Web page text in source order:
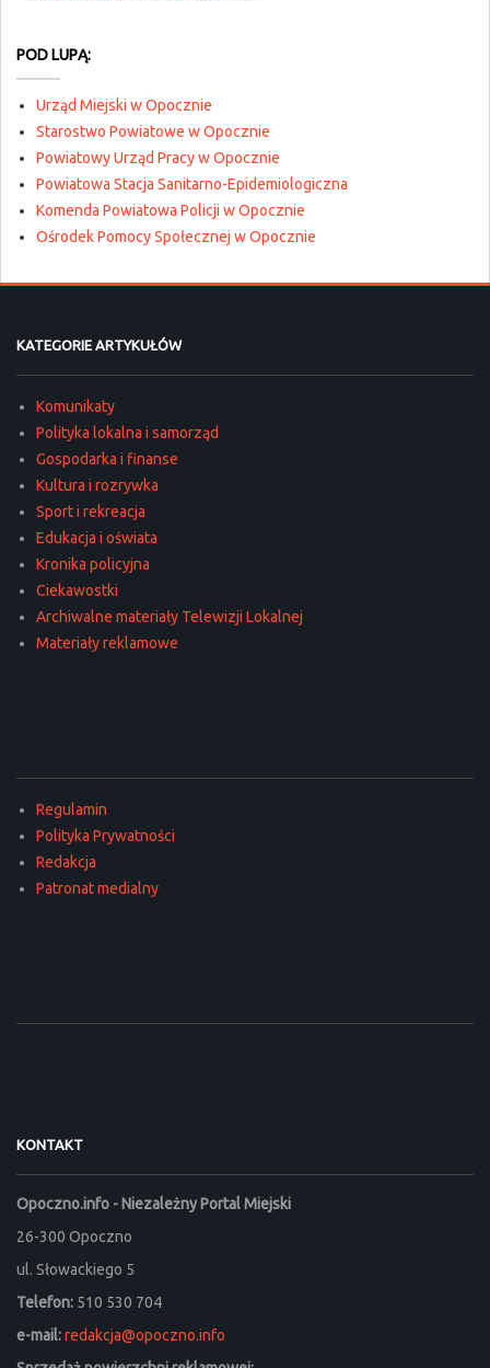
POD LUPĄ:
Urząd Miejski w Opocznie
Starostwo Powiatowe w Opocznie
Powiatowy Urząd Pracy w Opocznie
Powiatowa Stacja Sanitarno-Epidemiologiczna
Komenda Powiatowa Policji w Opocznie
Ośrodek Pomocy Społecznej w Opocznie
KATEGORIE ARTYKUŁÓW
Komunikaty
Polityka lokalna i samorząd
Gospodarka i finanse
Kultura i rozrywka
Sport i rekreacja
Edukacja i oświata
Kronika policyjna
Ciekawostki
Archiwalne materiały Telewizji Lokalnej
Materiały reklamowe
Regulamin
Polityka Prywatności
Redakcja
Patronat medialny
KONTAKT
Opoczno.info - Niezależny Portal Miejski
26-300 Opoczno
ul. Słowackiego 5
Telefon: 510 530 704
e-mail:redakcja@opoczno.info